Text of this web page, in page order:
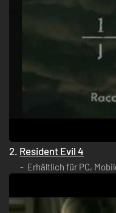
2. Resident Evil 4
Erhältlich für PC,